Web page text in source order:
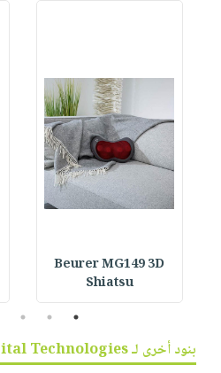
Beurer MG149 3D
Shiatsu
1
2
3
بنود أخرى لـ Digital Technologies :